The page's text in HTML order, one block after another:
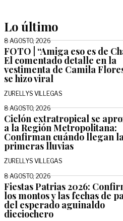
Lo último
8 AGOSTO, 2026
FOTO | “Amiga eso es de
El comentado detalle en la
vestimenta de Camila
se hizo viral
ZURELLYS VILLEGAS
8 AGOSTO, 2026
Ciclón extratropical se
a la Región Metropolitana:
Confirman cuándo llegan
primeras lluvias
ZURELLYS VILLEGAS
8 AGOSTO, 2026
Fiestas Patrias 2026:
los montos y las fechas de
del esperado aguinaldo
dieciochero